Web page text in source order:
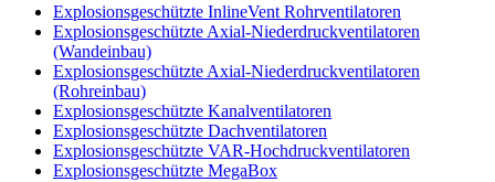
Explosionsgeschützte InlineVent Rohrventilatoren
Explosionsgeschützte Axial-Niederdruckventilatoren
(Wandeinbau)
Explosionsgeschützte Axial-Niederdruckventilatoren
(Rohreinbau)
Explosionsgeschützte Kanalventilatoren
Explosionsgeschützte Dachventilatoren
Explosionsgeschützte VAR-Hochdruckventilatoren
Explosionsgeschützte MegaBox